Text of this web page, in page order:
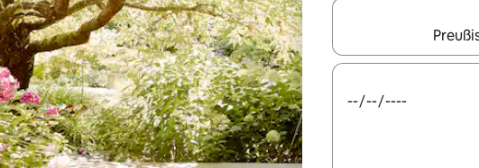
السهمين لأعلى ولأسفل أو استكشف عن طريق اللمس أو السحب.